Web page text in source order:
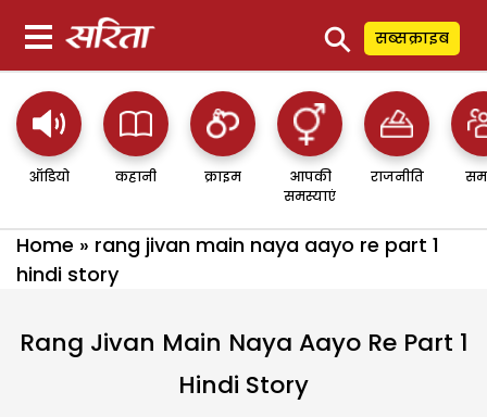
⚲ सब्सक्राइब
ऑडियो कहानी क्राइम
आपकी
समस्याएं
राजनीति
Home » rang jivan main naya aayo re part 1
hindi story
Rang Jivan Main Naya Aayo Re Part 1
Hindi Story